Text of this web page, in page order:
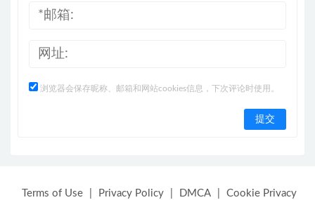
浏览器会保存昵称、邮箱和网站cookies信息，下次评论时使用。
Terms of Use Privacy Policy DMCA Cookie Privacy